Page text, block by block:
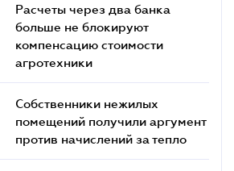
Расчеты через два банка
больше не блокируют
компенсацию стоимости
агротехники
Собственники нежилых
помещений получили аргумент
против начислений за тепло